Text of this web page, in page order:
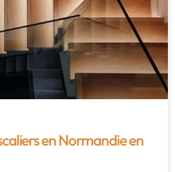
en Normandie en